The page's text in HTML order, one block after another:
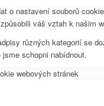
o nastavení souborů
váš vztah k našim
různých kategorií se
schopni nabídnout.
webových stránek